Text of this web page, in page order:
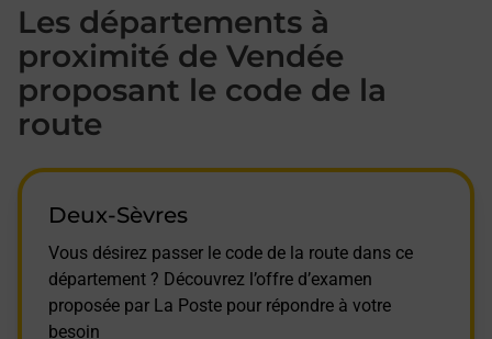
Les départements à
proximité de Vendée
proposant le code de la
route
Deux-Sèvres
Vous désirez passer le code de la route dans ce
département ? Découvrez l’offre d’examen
proposée par La Poste pour répondre à votre
besoin